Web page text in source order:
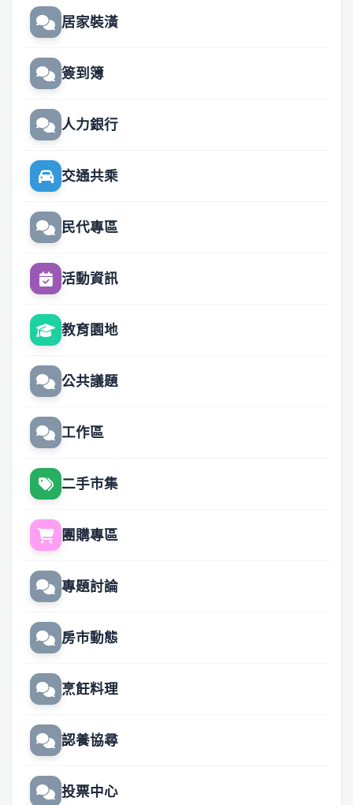
居家裝潢
簽到簿
人力銀行
交通共乘
民代專區
活動資訊
教育園地
公共議題
工作區
二手市集
團購專區
專題討論
房市動態
烹飪料理
認養協尋
投票中心